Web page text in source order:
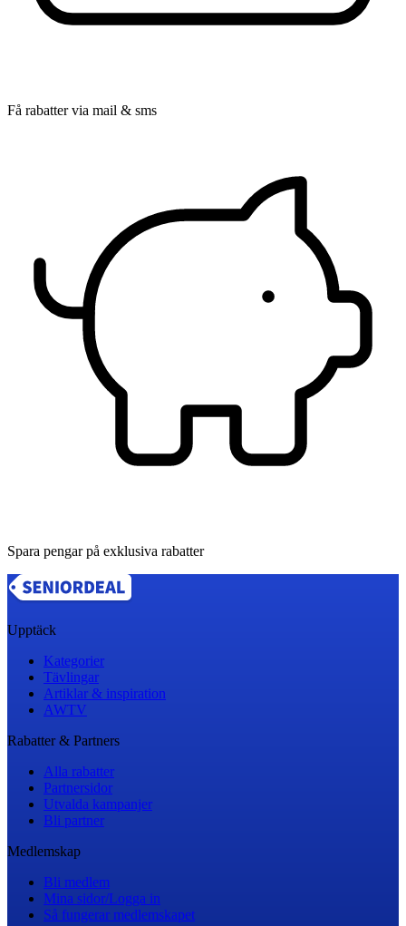
Få rabatter via mail & sms
Spara pengar på exklusiva rabatter
Upptäck
Kategorier
Tävlingar
Artiklar & inspiration
AWTV
Rabatter & Partners
Alla rabatter
Partnersidor
Utvalda kampanjer
Bli partner
Medlemskap
Bli medlem
Mina sidor/Logga in
Så fungerar medlemskapet